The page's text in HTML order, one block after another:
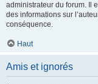
administrateur du forum. Il
des informations sur
conséquence.
Haut
Amis et ignorés